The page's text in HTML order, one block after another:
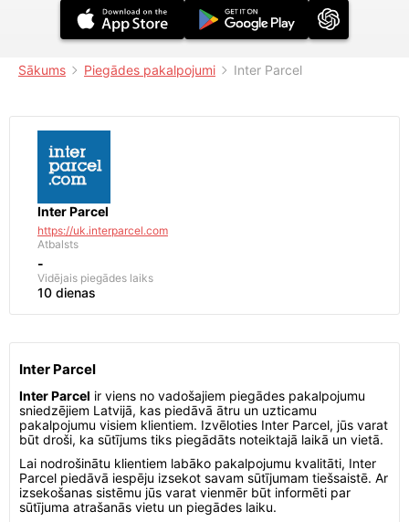
Sākums Piegādes pakalpojumi Inter Parcel
Inter Parcel
https://uk.interparcel.com
Atbalsts
-
Vidējais piegādes laiks
10 dienas
Inter Parcel
Inter Parcel ir viens no vadošajiem piegādes pakalpojumu
sniedzējiem Latvijā, kas piedāvā ātru un uzticamu
pakalpojumu visiem klientiem. Izvēloties Inter Parcel, jūs varat
būt droši, ka sūtījums tiks piegādāts noteiktajā laikā un vietā.
Lai nodrošinātu klientiem labāko pakalpojumu kvalitāti, Inter
Parcel piedāvā iespēju izsekot savam sūtījumam tiešsaistē. Ar
izsekošanas sistēmu jūs varat vienmēr būt informēti par
sūtījuma atrašanās vietu un piegādes laiku.